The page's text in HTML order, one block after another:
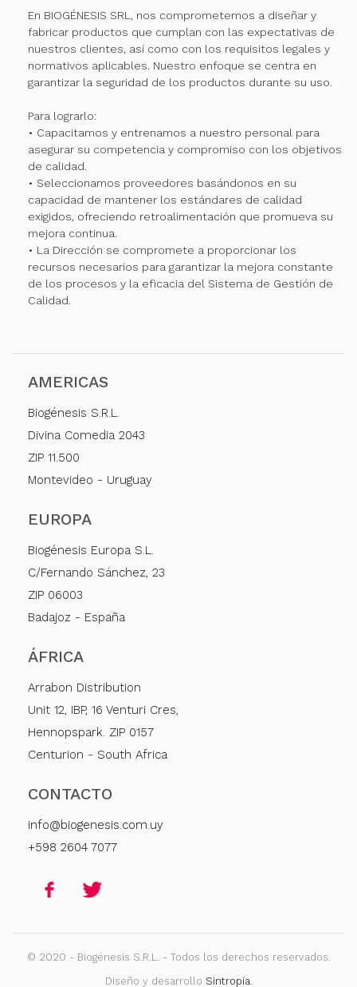
En BIOGÉNESIS SRL, nos comprometemos a diseñar y
fabricar productos que cumplan con las expectativas de
nuestros clientes, así como con los requisitos legales y
normativos aplicables. Nuestro enfoque se centra en
garantizar la seguridad de los productos durante su uso.
Para lograrlo:
• Capacitamos y entrenamos a nuestro personal para
asegurar su competencia y compromiso con los objetivos
de calidad.
• Seleccionamos proveedores basándonos en su
capacidad de mantener los estándares de calidad
exigidos, ofreciendo retroalimentación que promueva su
mejora continua.
• La Dirección se compromete a proporcionar los
recursos necesarios para garantizar la mejora constante
de los procesos y la eficacia del Sistema de Gestión de
Calidad.
AMERICAS
Biogénesis S.R.L.
Divina Comedia 2043
ZIP 11.500
Montevideo - Uruguay
EUROPA
Biogénesis Europa S.L.
C/Fernando Sánchez, 23
ZIP 06003
Badajoz - España
ÁFRICA
Arrabon Distribution
Unit 12, IBP, 16 Venturi Cres,
Hennopspark. ZIP 0157
Centurion - South Africa
CONTACTO
info@biogenesis.com.uy
+598 2604 7077
© 2020 - Biogénesis S.R.L. - Todos los derechos reservados.
Diseño y desarrollo Sintropía